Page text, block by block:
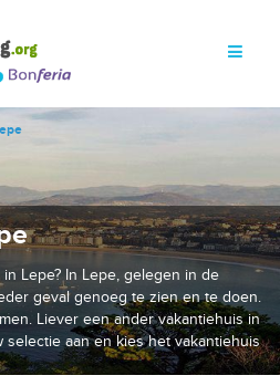
Lepe? In Lepe, gelegen in de
geval genoeg te zien en te doen.
Liever een ander vakantiehuis in
selectie aan en kies het vakantiehuis